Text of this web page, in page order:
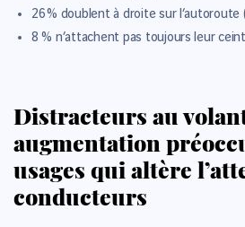
26 % doublent à droite sur l’autoroute
8 % n’attachent pas toujours leur
Distracteurs au
augmentation
usages qui altère
conducteurs